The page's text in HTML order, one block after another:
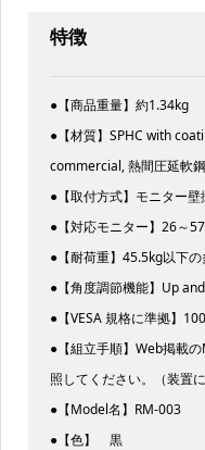
特徴
●【商品重量】約1.34kg
●【材質】SPHC with
commercial, 熱間圧延軟鋼
●【取付方式】モニター壁
●【対応モニター】26～
●【耐荷重】45.5kg以下
●【角度調節機能】Up
●【VESA 規格に準拠】
●【組立手順】Web掲載
照してください。（装置
●【Model名】RM-003
●【色】 黒